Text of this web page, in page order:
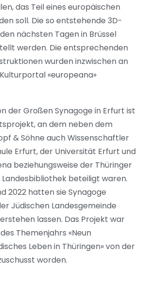
das Teil eines europäischen
soll. Die so entstehende 3D-
nächsten Tagen in Brüssel
werden. Die entsprechenden
wurden inzwischen an
«europeana»
der Großen Synagoge in Erfurt ist
an dem neben dem
& Söhne auch Wissenschaftler
Erfurt, der Universität Erfurt und
beziehungsweise der Thüringer
beteiligt waren.
2022 hatten sie Synagoge
Jüdischen Landesgemeinde
lassen. Das Projekt war
Themenjahrs «Neun
Leben in Thüringen» von der
worden.